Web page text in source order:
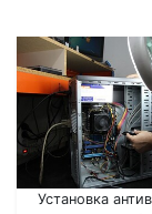
Установка